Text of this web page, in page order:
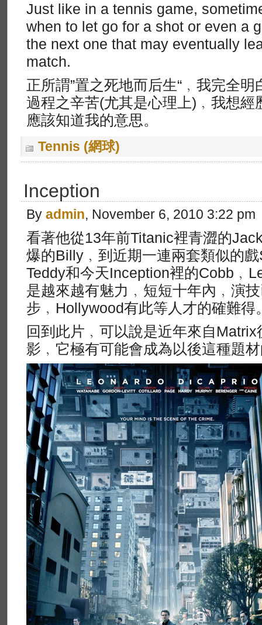
Just like in a tennis game,
when to let go for a shot or even a
the next one that may eventually
match.
正所謂”置之死地而后生“﹐我完全
過程之辛苦(尤其是心理上)﹐我想經
應該知道我的意思。
Tennis (網球)
Inception
By admin, November 6, 2010 3:22 pm
看著他從13年前Titanic裡青澀的
爆的Billy﹐到近期一連兩套類似的
Teddy和今天Inception裡的
是越來越有魅力﹐短短十年內﹐演
步﹐Hollywood有此等人才的確難得
回到此片﹐可以說是近年來自
影﹐它極有可能會成為以後這種題